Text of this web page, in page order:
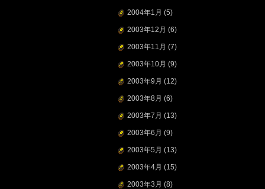
2004年1月 (5)
2003年12月 (6)
2003年11月 (7)
2003年10月 (9)
2003年9月 (12)
2003年8月 (6)
2003年7月 (13)
2003年6月 (9)
2003年5月 (13)
2003年4月 (15)
2003年3月 (8)